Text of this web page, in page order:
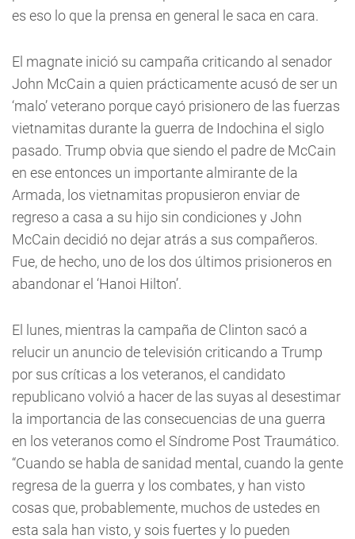
es eso lo que la prensa en general le saca en cara.
El magnate inició su campaña criticando al senador
John McCain a quien prácticamente acusó de ser un
‘malo’ veterano porque cayó prisionero de las fuerzas
vietnamitas durante la guerra de Indochina el siglo
pasado. Trump obvia que siendo el padre de McCain
en ese entonces un importante almirante de la
Armada, los vietnamitas propusieron enviar de
regreso a casa a su hijo sin condiciones y John
McCain decidió no dejar atrás a sus compañeros.
Fue, de hecho, uno de los dos últimos prisioneros en
abandonar el ‘Hanoi Hilton’.
El lunes, mientras la campaña de Clinton sacó a
relucir un anuncio de televisión criticando a Trump
por sus críticas a los veteranos, el candidato
republicano volvió a hacer de las suyas al desestimar
la importancia de las consecuencias de una guerra
en los veteranos como el Síndrome Post Traumático.
“Cuando se habla de sanidad mental, cuando la gente
regresa de la guerra y los combates, y han visto
cosas que, probablemente, muchos de ustedes en
esta sala han visto, y sois fuertes y lo pueden